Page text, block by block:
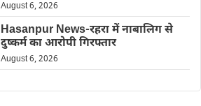
August 6, 2026
Hasanpur News-रहरा में नाबालिग से
दुष्कर्म का आरोपी गिरफ्तार
August 6, 2026